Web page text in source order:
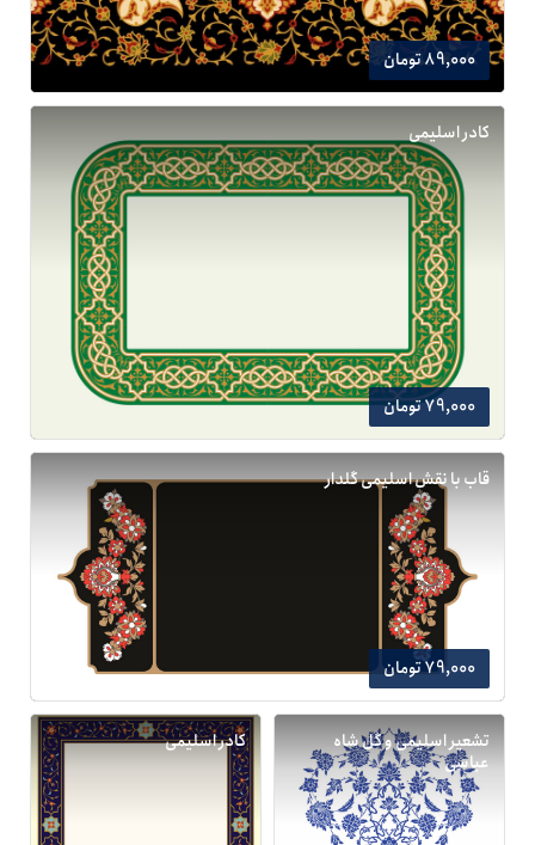
89,000 تومان
کادر اسلیمی
79,000 تومان
قاب با نقش اسلیمی گلدار
79,000 تومان
تشعیر اسلیمی و گل شاه
عباسی
کادر اسلیمی